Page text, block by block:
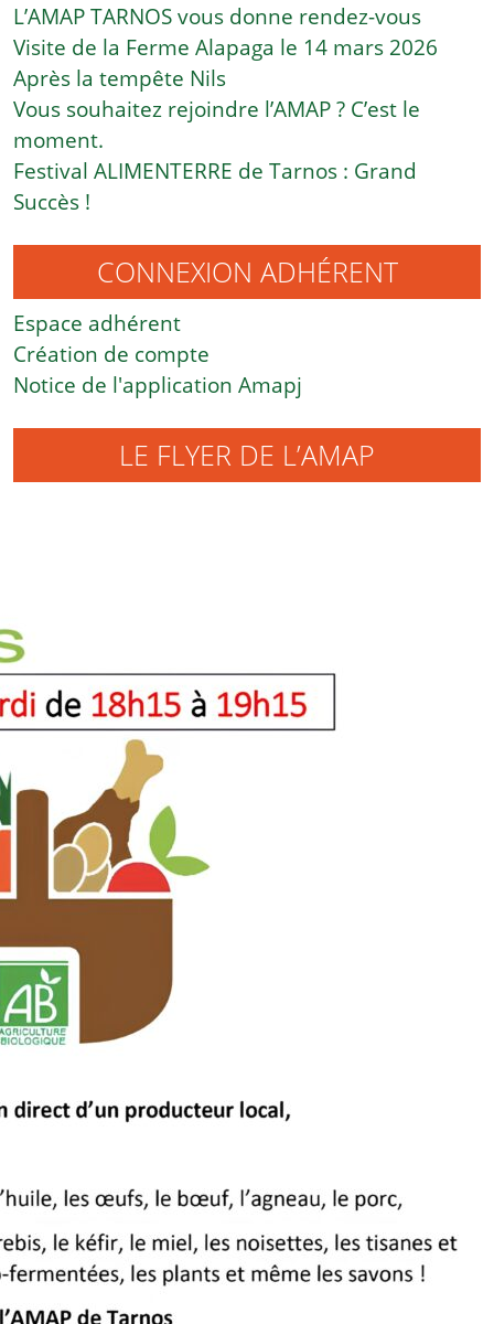
L’AMAP TARNOS vous donne rendez-vous
Visite de la Ferme Alapaga le 14 mars 2026
Après la tempête Nils
Vous souhaitez rejoindre l’AMAP ? C’est le
moment.
Festival ALIMENTERRE de Tarnos : Grand
Succès !
CONNEXION ADHÉRENT
Espace adhérent
Création de compte
Notice de l'application Amapj
LE FLYER DE L’AMAP